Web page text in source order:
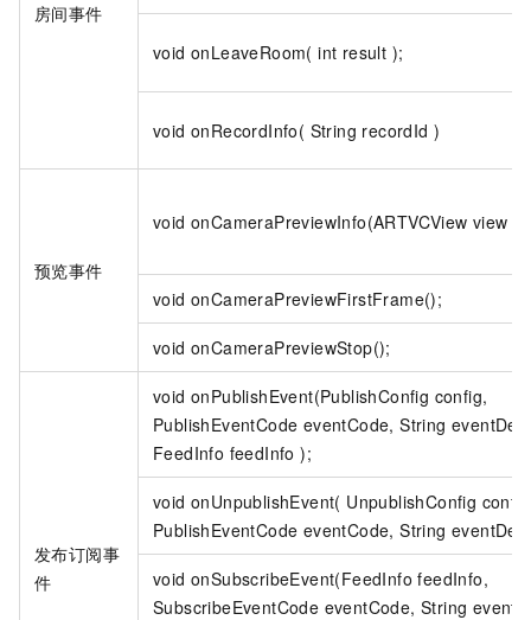
房间事件
void onLeaveRoom( int result );
void onRecordInfo( String recordId )
预览事件
void onCameraPreviewInfo(ARTVCView view );
void onCameraPreviewFirstFrame();
void onCameraPreviewStop();
发布订阅事
件
void onPublishEvent(PublishConfig config,
PublishEventCode eventCode, String
FeedInfo feedInfo );
void onUnpublishEvent( UnpublishConfig
PublishEventCode eventCode, String
void onSubscribeEvent(FeedInfo feedInfo,
SubscribeEventCode eventCode, String